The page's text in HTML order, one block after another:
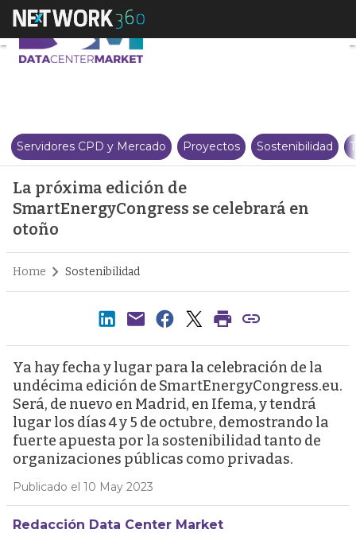
La próxima edición de
Servidores CPD y Mercado Proyectos Sostenibilidad
La próxima edición de
SmartEnergyCongress se celebrará en
otoño
Home Sostenibilidad
Ya hay fecha y lugar para la celebración de la
undécima edición de SmartEnergyCongress.eu.
Será, de nuevo en Madrid, en Ifema, y tendrá
lugar los días 4 y 5 de octubre, demostrando la
fuerte apuesta por la sostenibilidad tanto de
organizaciones públicas como privadas.
Publicado el 10 May 2023
Redacción Data Center Market